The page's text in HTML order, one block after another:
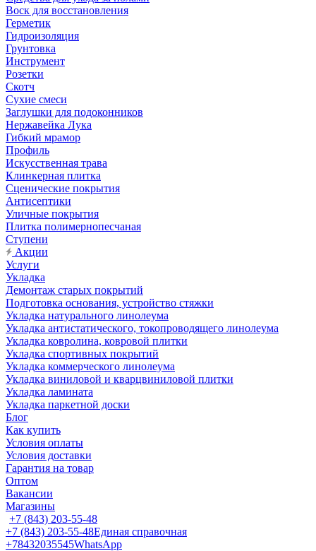
Воск для восстановления
Герметик
Гидроизоляция
Грунтовка
Инструмент
Розетки
Скотч
Сухие смеси
Заглушки для подоконников
Нержавейка Лука
Гибкий мрамор
Профиль
Искусственная трава
Клинкерная плитка
Сценические покрытия
Антисептики
Уличные покрытия
Плитка полимернопесчаная
Ступени
Акции
Услуги
Укладка
Демонтаж старых покрытий
Подготовка основания, устройство стяжки
Укладка натурального линолеума
Укладка антистатического, токопроводящего линолеума
Укладка ковролина, ковровой плитки
Укладка спортивных покрытий
Укладка коммерческого линолеума
Укладка виниловой и кварцвиниловой плитки
Укладка ламината
Укладка паркетной доски
Блог
Как купить
Условия оплаты
Условия доставки
Гарантия на товар
Оптом
Вакансии
Магазины
+7 (843) 203-55-48
+7 (843) 203-55-48Единая справочная
+78432035545WhatsApp